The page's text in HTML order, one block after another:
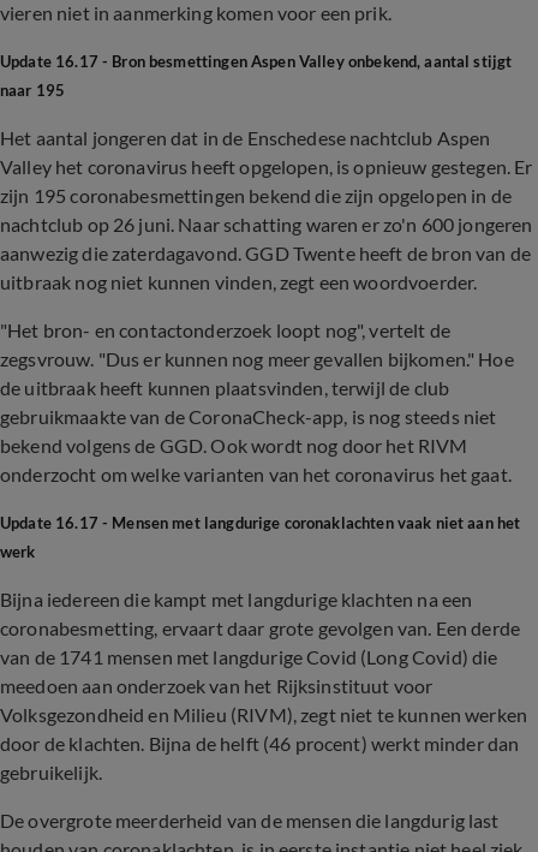
vieren niet in aanmerking komen voor een prik.
Update 16.17 - Bron besmettingen Aspen Valley onbekend, aantal stijgt
naar 195
Het aantal jongeren dat in de Enschedese nachtclub Aspen
Valley het coronavirus heeft opgelopen, is opnieuw gestegen. Er
zijn 195 coronabesmettingen bekend die zijn opgelopen in de
nachtclub op 26 juni. Naar schatting waren er zo'n 600 jongeren
aanwezig die zaterdagavond. GGD Twente heeft de bron van de
uitbraak nog niet kunnen vinden, zegt een woordvoerder.
"Het bron- en contactonderzoek loopt nog", vertelt de
zegsvrouw. "Dus er kunnen nog meer gevallen bijkomen." Hoe
de uitbraak heeft kunnen plaatsvinden, terwijl de club
gebruikmaakte van de CoronaCheck-app, is nog steeds niet
bekend volgens de GGD. Ook wordt nog door het RIVM
onderzocht om welke varianten van het coronavirus het gaat.
Update 16.17 - Mensen met langdurige coronaklachten vaak niet aan het
werk
Bijna iedereen die kampt met langdurige klachten na een
coronabesmetting, ervaart daar grote gevolgen van. Een derde
van de 1741 mensen met langdurige Covid (Long Covid) die
meedoen aan onderzoek van het Rijksinstituut voor
Volksgezondheid en Milieu (RIVM), zegt niet te kunnen werken
door de klachten. Bijna de helft (46 procent) werkt minder dan
gebruikelijk.
De overgrote meerderheid van de mensen die langdurig last